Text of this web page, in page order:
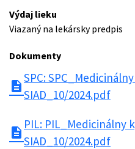
Výdaj lieku
Viazaný na lekársky predpis
Dokumenty
description
SPC:
SIAD_10/2024.pdf
description
PIL: PIL_Medicinálny
SIAD_10/2024.pdf